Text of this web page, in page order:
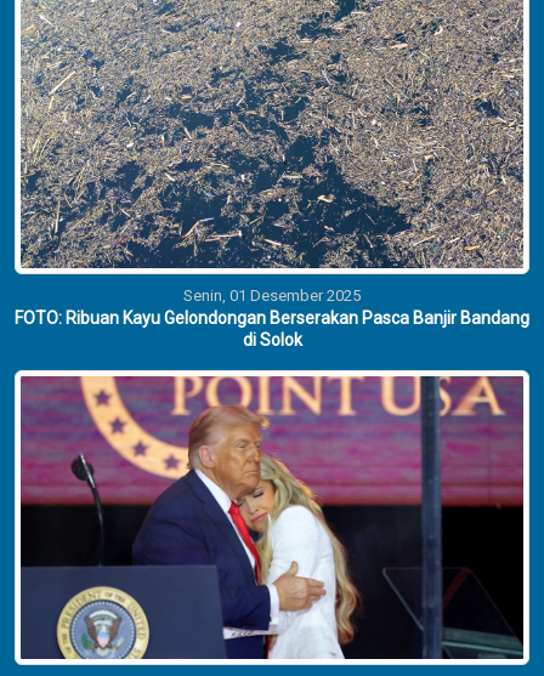
Senin, 01 Desember 2025
FOTO: Ribuan Kayu Gelondongan Berserakan Pasca Banjir Bandang
di Solok